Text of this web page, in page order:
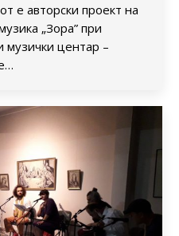
е авторски проект на
„Зора” при
музички центар –